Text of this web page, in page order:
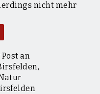
Westen
nicht mehr
an